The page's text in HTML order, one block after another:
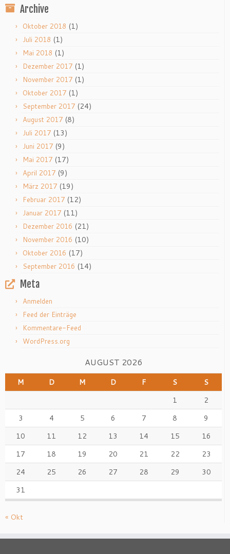
Archive
Oktober 2018 (1)
Juli 2018 (1)
Mai 2018 (1)
Dezember 2017 (1)
November 2017 (1)
Oktober 2017 (1)
September 2017 (24)
August 2017 (8)
Juli 2017 (13)
Juni 2017 (9)
Mai 2017 (17)
April 2017 (9)
März 2017 (19)
Februar 2017 (12)
Januar 2017 (11)
Dezember 2016 (21)
November 2016 (10)
Oktober 2016 (17)
September 2016 (14)
Meta
Anmelden
Feed der Einträge
Kommentare-Feed
WordPress.org
AUGUST 2026
M D M D F S
S
1
2
3
4 5 6 7 8
9
10
11 12 13 14 15
16
17
18 19 20 21 22
23
24
25 26 27 28 29
30
31
« Okt